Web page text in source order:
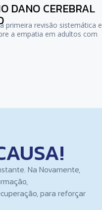
DANO CEREBRAL
primeira revisão sistemática e
a empatia em adultos com
Na Novamente,
para reforçar